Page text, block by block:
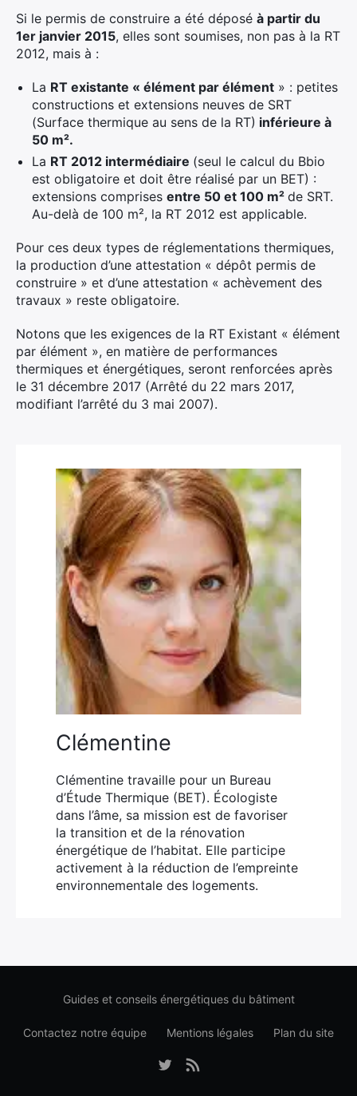
Si le permis de construire a été déposé à partir du
1er janvier 2015, elles sont soumises, non pas à la RT
2012, mais à :
La RT existante « élément par élément » : petites
constructions et extensions neuves de SRT
(Surface thermique au sens de la RT) inférieure à
50 m².
La RT 2012 intermédiaire (seul le calcul du Bbio
est obligatoire et doit être réalisé par un BET) :
extensions comprises entre 50 et 100 m² de SRT.
Au-delà de 100 m², la RT 2012 est applicable.
Pour ces deux types de réglementations thermiques,
la production d’une attestation « dépôt permis de
construire » et d’une attestation « achèvement des
travaux » reste obligatoire.
Notons que les exigences de la RT Existant « élément
par élément », en matière de performances
thermiques et énergétiques, seront renforcées après
le 31 décembre 2017 (Arrêté du 22 mars 2017,
modifiant l’arrêté du 3 mai 2007).
Clémentine
Clémentine travaille pour un Bureau
d’Étude Thermique (BET). Écologiste
dans l’âme, sa mission est de favoriser
la transition et de la rénovation
énergétique de l’habitat. Elle participe
activement à la réduction de l’empreinte
environnementale des logements.
Guides et conseils énergétiques du bâtiment
Contactez notre équipe Mentions légales Plan du site
ÉlémentÉlément